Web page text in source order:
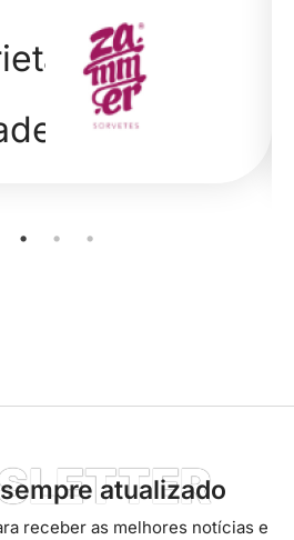
atualizado​
receber as melhores notícias e